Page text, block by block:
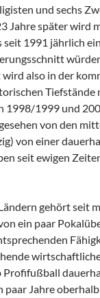
und sechs
Jahre später wird
seit 1991 jährlich
also in der
Tiefstände
1998/1999 und
von den
von einer
seit ewigen
gehört seit
ein paar
paar Jahre